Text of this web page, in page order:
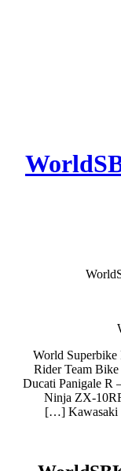
World Superbike
Rider Team
Ducati Panigale R
Ninja ZX-
Kawasaki